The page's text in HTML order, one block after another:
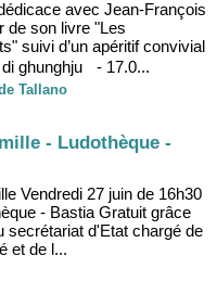
avec Jean-François
de son livre "Les
suivi d’un apéritif convivial
di ghunghju - 17.0...
Tallano
- Ludothèque -
Vendredi 27 juin de 16h30
- Bastia Gratuit grâce
secrétariat d'Etat chargé de
et de l...